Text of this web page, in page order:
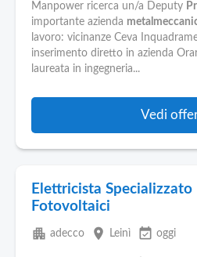
Manpower ricerca un/a Deputy
importante azienda
lavoro: vicinanze Ceva
inserimento diretto in azienda
laureata in ingegneria...
Vedi
Elettricista
Fotovoltaici
apartment adecco place Leinì event_available oggi